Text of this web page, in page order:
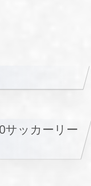
サッカーリー